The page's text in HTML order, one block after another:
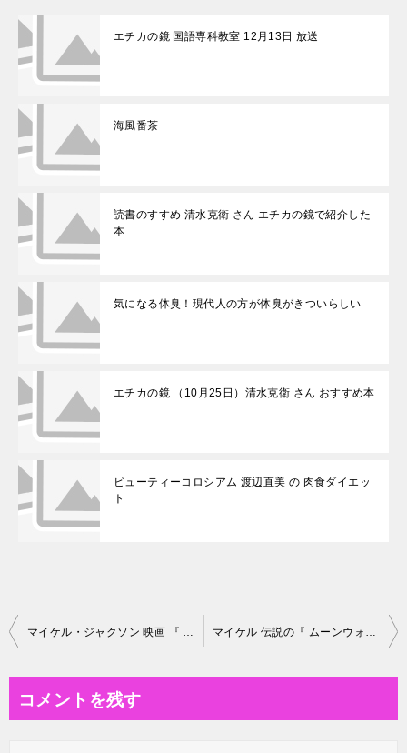
エチカの鏡 国語専科教室 12月13日 放送
海風番茶
読書のすすめ 清水克衛 さん エチカの鏡で紹介した
本
気になる体臭！現代人の方が体臭がきついらしい
エチカの鏡 （10月25日）清水克衛 さん おすすめ本
ビューティーコロシアム 渡辺直美 の 肉食ダイエッ
ト
投
ビ
マイケル・ジャクソン 映画 『 THIS IS IT 』観ました！ マイケル 伝説の『 ムーンウォーカー 』緊急公開！
コメントを残す